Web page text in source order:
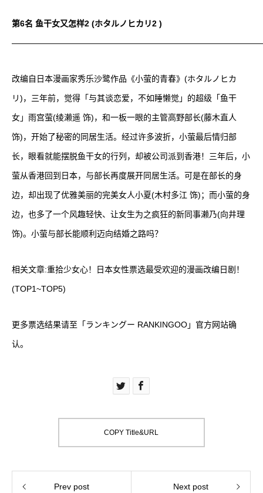
第6名 鱼干女又怎样2 (ホタルノヒカリ2 )
改编自日本漫画家秀乐沙鹭作品《小萤的青春》(ホタルノヒカ
リ)，三年前，觉得「与其谈恋爱，不如睡懒觉」的超级「鱼干
女」雨宫萤(绫濑遥 饰)，和一板一眼的主管高野部长(藤木直人
饰)，开始了秘密的同居生活。经过许多波折，小萤最后情归部
长，眼看就能摆脱鱼干女的行列，却被公司派到香港！三年后，小
萤从香港回到日本，与部长再度展开同居生活。可是在部长的身
边，却出现了优雅美丽的完美女人小夏(木村多江 饰)；而小萤的身
边，也多了一个风趣轻快、让女生为之疯狂的新同事濑乃(向井理
饰)。小萤与部长能顺利迈向结婚之路吗？
相关文章:重拾少女心！日本女性票选最受欢迎的漫画改编日剧！
(TOP1~TOP5)
更多票选结果请至 「ランキングー RANKINGOO」官方网站确
认。
COPY Title&URL
Prev post Next post